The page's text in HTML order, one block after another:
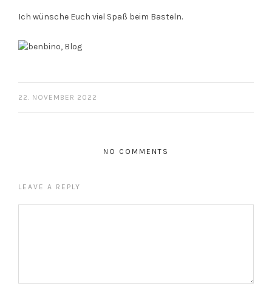
Ich wünsche Euch viel Spaß beim Basteln.
22. NOVEMBER 2022
NO COMMENTS
LEAVE A REPLY